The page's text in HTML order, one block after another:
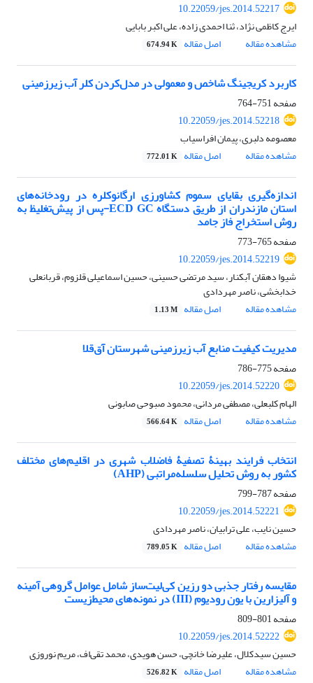
10.22059/jes.2014.52217
ایرج کاظمی نژاد، ثنا احمدی زاده، علی اکبر بابایی
مشاهده مقاله
اصل مقاله 674.94 K
کاربرد کریجینگ شاخص و معمولی در مدل‌کردن کلر آب زیرزمینی
صفحه751-764
10.22059/jes.2014.52218
معصومه دلبری، پیمان افراسیاب
مشاهده مقاله
اصل مقاله 772.01 K
اندازه‌گیری بقایای سموم کشاورزی ارگانوکلره در رودخانه‌های
استان مازندران از طریق دستگاه ECD GC-پس از پیش‌تغلیظ به
روش استخراج فاز جامد
صفحه765-773
10.22059/jes.2014.52219
شیوا دهقان آبکنار، سید مرتضی حسینی، حسین اسماعیلی قلزوم، قربانعلی
خدابخشی، ناصر مهردادی
مشاهده مقاله
اصل مقاله 1.13 M
مدیریت کیفیت منابع آب زیرزمینی شهرستان آق‌قلا
صفحه775-786
10.22059/jes.2014.52220
الهام کلبعلی، مصطفی مردانی، محمود صبوحی صابونی
مشاهده مقاله
اصل مقاله 566.64 K
انتخاب فرایند بهینۀ تصفیۀ فاضلاب شهری در اقلیم‌های مختلف
کشور به روش تحلیل سلسله‌مراتبی (AHP)
صفحه787-799
10.22059/jes.2014.52221
حسین نایب، علی ترابیان، ناصر مهردادی
مشاهده مقاله
اصل مقاله 789.05 K
مقایسه رفتار جذبی دو رزین کی‌لیت‌ساز شامل عوامل گروهی آمینه
و آلیزارین با یون رودیوم (III) در نمونه‌های محیط‌زیست
صفحه801-809
10.22059/jes.2014.52222
حسین سیدکلال، علیرضا خانچی، حسن هویدی، محمد تقی‌اف، مریم نوروزی
مشاهده مقاله
اصل مقاله 526.82 K